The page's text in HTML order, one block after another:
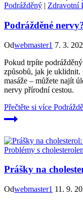
Podrážděný | Zdravotní
Podrážděné
Odwebmaster1 7. 3.
Pokud trpíte
způsobů, jak je uklidnit.
masáže – můžete najít
nervy přírodní cestou.
Přečtěte si více
Problémy s
Prášky na
Odwebmaster1 11. 9.